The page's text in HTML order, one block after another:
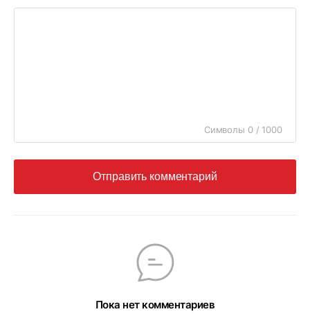
Символы 0 / 1000
Отправить комментарий
Пока нет комментариев